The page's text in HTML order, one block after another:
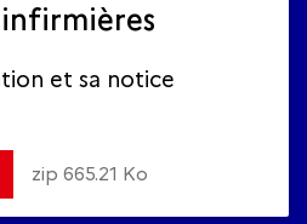
et sa notice
zip 665.21 Ko